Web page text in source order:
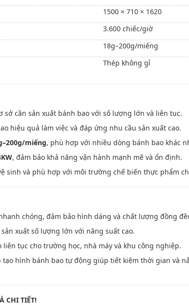
1500 × 710 × 1620
3.600 chiếc/giờ
18g–200g/miếng
Thép không gỉ
sở cần sản xuất bánh bao với số lượng lớn và liên tục.
hiệu quả làm việc và đáp ứng nhu cầu sản xuất cao.
miếng, phù hợp với nhiều dòng bánh bao khác
, đảm bảo khả năng vận hành mạnh mẽ và ổn định.
sinh và phù hợp với môi trường chế biến thực phẩm
chóng, đảm bảo hình dáng và chất lượng đồng
xuất số lượng lớn với năng suất cao.
tục cho trường học, nhà máy và khu công nghiệp.
tạo hình bánh bao tự động giúp tiết kiệm thời gian và
CHI TIẾT!